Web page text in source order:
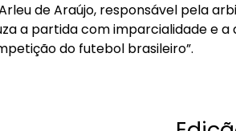
de Araújo, responsável pela
a partida com imparcialidade e
do futebol brasileiro”.